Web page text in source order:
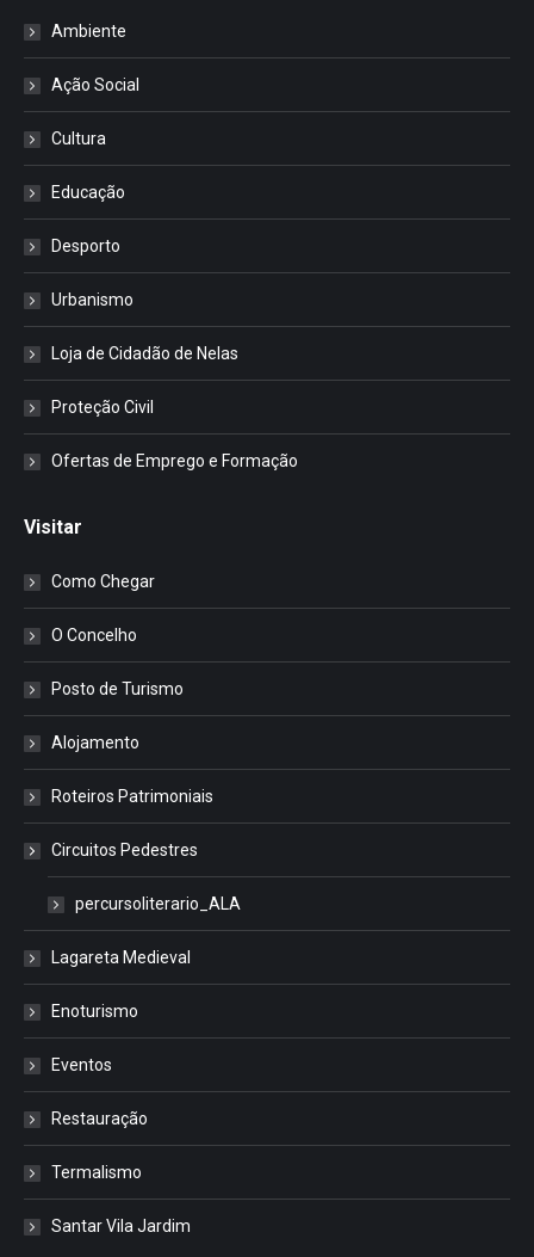
Ambiente
Ação Social
Cultura
Educação
Desporto
Urbanismo
Loja de Cidadão de Nelas
Proteção Civil
Ofertas de Emprego e Formação
Visitar
Como Chegar
O Concelho
Posto de Turismo
Alojamento
Roteiros Patrimoniais
Circuitos Pedestres
percursoliterario_ALA
Lagareta Medieval
Enoturismo
Eventos
Restauração
Termalismo
Santar Vila Jardim